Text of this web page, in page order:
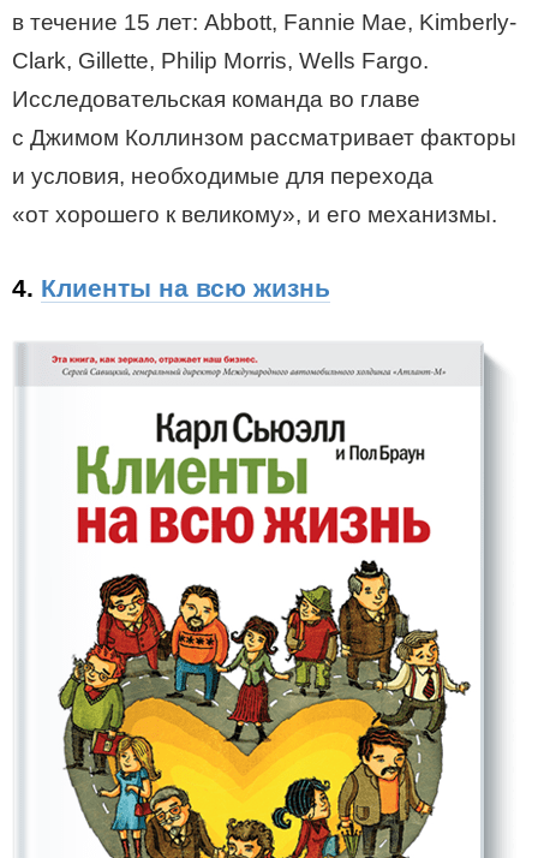
в течение 15 лет: Abbott, Fannie Mae, Kimberly-
Clark, Gillette, Philip Morris, Wells Fargo.
Исследовательская команда во главе
с Джимом Коллинзом рассматривает факторы
и условия, необходимые для перехода
«от хорошего к великому», и его механизмы.
4. Клиенты на всю жизнь